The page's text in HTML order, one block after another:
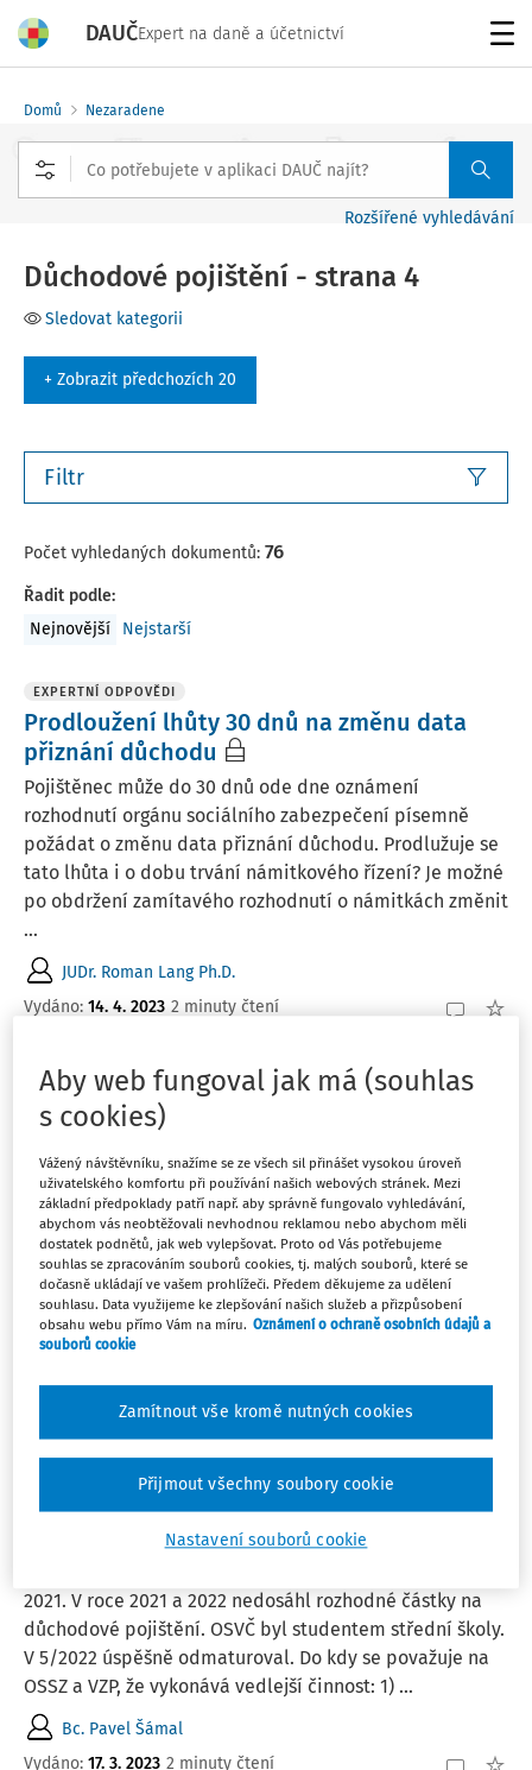
DAUČExpert na daně a účetnictví
Domů Nezaradene
Rozšířené vyhledávání
Důchodové pojištění - strana 4
Sledovat kategorii
+ Zobrazit předchozích 20
Filtr
Počet vyhledaných dokumentů: 76
Řadit podle:
Nejnovější
Nejstarší
EXPERTNÍ ODPOVĚDI
Prodloužení lhůty 30 dnů na změnu data
přiznání důchodu
Pojištěnec může do 30 dnů ode dne oznámení
rozhodnutí orgánu sociálního zabezpečení písemně
požádat o změnu data přiznání důchodu. Prodlužuje se
tato lhůta i o dobu trvání námitkového řízení? Je možné
po obdržení zamítavého rozhodnutí o námitkách změnit
...
JUDr. Roman Lang Ph.D.
Vydáno: 14. 4. 2023 2 minuty čtení
EXPERTNÍ ODPOVĚDI
Dlouhodobá služební cesta v zahraničí před
důchod
Pojištěnec byl na období 1.12.1993 - 30.11.1994 vyslán
zaměstnavatelem ke služební cestě do zahraničí
(Švýcarsko). Po tuto dobu nedostával v ČR mzdu, ale ve
Švýcarsku ano. Český zaměstnavatel potvrdil na
evidenčním listu důchodového pojištění dobu ...
13. 4. 2023 4 minuty čtení
EXPERTNÍ ODPOVĚDI
Status studenta, vedlejší činnost OSSZ,
2021. V roce 2021 a 2022 nedosáhl rozhodné částky na
důchodové pojištění. OSVČ byl studentem střední školy.
V 5/2022 úspěšně odmaturoval. Do kdy se považuje na
OSSZ a VZP, že vykonává vedlejší činnost: 1) ...
Bc. Pavel Šámal
Vydáno: 17. 3. 2023 2 minuty čtení
Aby web fungoval jak má (souhlas
s cookies)
Vážený návštěvníku, snažíme se ze všech sil přinášet vysokou úroveň
uživatelského komfortu při používání našich webových stránek. Mezi
základní předpoklady patří např. aby správně fungovalo vyhledávání,
abychom vás neobtěžovali nevhodnou reklamou nebo abychom měli
dostatek podnětů, jak web vylepšovat. Proto od Vás potřebujeme
souhlas se zpracováním souborů cookies, tj. malých souborů, které se
dočasně ukládají ve vašem prohlížeči. Předem děkujeme za udělení
souhlasu. Data využijeme ke zlepšování našich služeb a přizpůsobení
obsahu webu přímo Vám na míru. Oznámení o ochraně osobních údajů a
souborů cookie
Nastavení souborů cookie
Zamítnout vše kromě nutných cookies
Přijmout všechny soubory cookie